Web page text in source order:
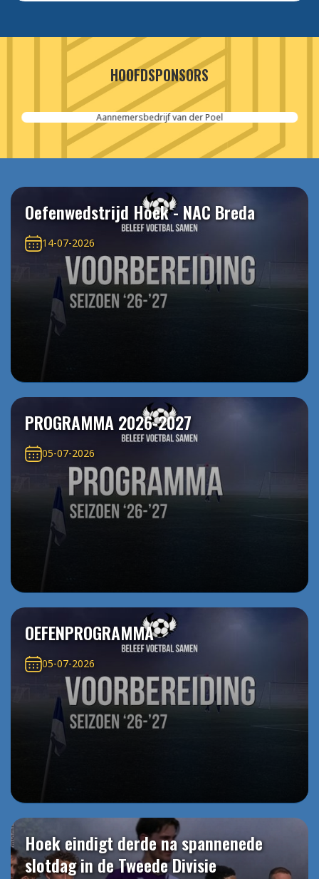
HOOFDSPONSORS
Aannemersbedrijf van der Poel
Oefenwedstrijd Hoek - NAC Breda
14-07-2026
PROGRAMMA 2026-2027
05-07-2026
OEFENPROGRAMMA
05-07-2026
Hoek eindigt derde na spannenede
slotdag in de Tweede Divisie